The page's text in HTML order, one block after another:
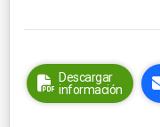
Descargar
información